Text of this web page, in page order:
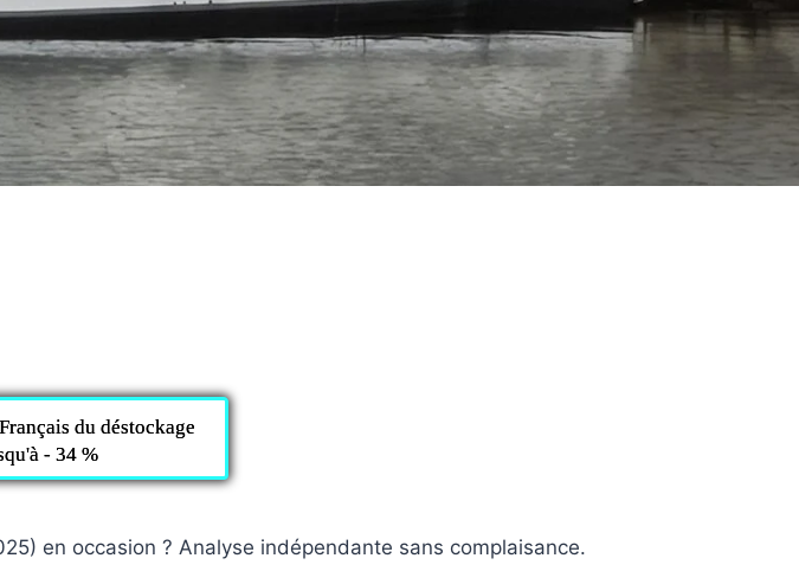
du déstockage
- 34 %
en occasion ? Analyse indépendante sans complaisance.